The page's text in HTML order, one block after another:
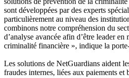
sont développées par des experts
particulièrement au niveau des
combinons notre compréhension du
d’analyse avancée afin d’être leader
criminalité financière », indique la
Les solutions de NetGuardians aident
fraudes internes, liées aux paiements et